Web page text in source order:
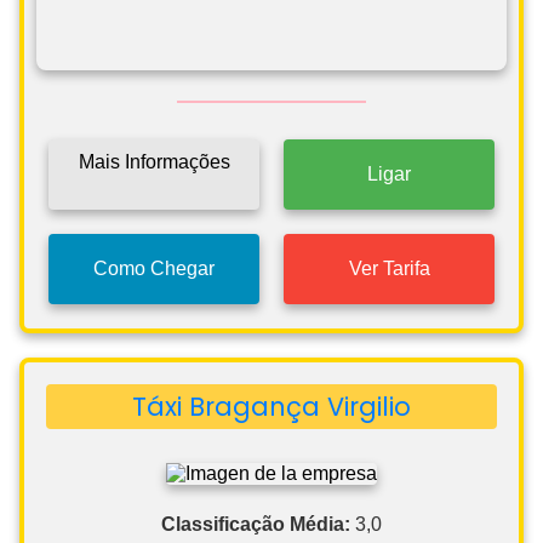
Mais Informações
Ligar
Como Chegar Ver Tarifa
Táxi Bragança Virgilio
Classificação Média: 3,0